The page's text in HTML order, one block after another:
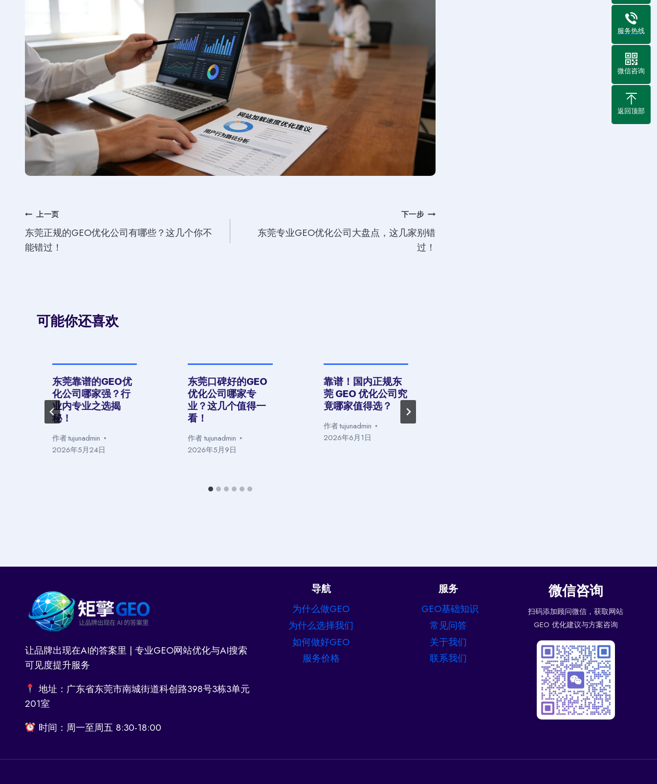
文
章
上一页
东莞正规的GEO优化公司有哪些？这几个你不
能错过！
下一步
东莞专业GEO优化公司大盘点，这几家别错
过！
可能你还喜欢
东莞靠谱的GEO优
化公司哪家强？行
业内专业之选揭
秘！
作者tujunadmin
2026年5月24日
东莞口碑好的GEO
优化公司哪家专
业？这几个值得一
看！
作者tujunadmin
2026年5月9日
靠谱！国内正规东
莞 GEO 优化公司究
竟哪家值得选？
作者tujunadmin
2026年6月1日
让品牌出现在AI的答案里 | 专业GEO网站优化与AI搜索
可见度提升服务
地址：广东省东莞市南城街道科创路398号3栋3单元
201室
时间：周一至周五 8:30-18:00
导航
为什么做GEO
为什么选择我们
如何做好GEO
服务价格
服务
GEO基础知识
常见问答
关于我们
联系我们
微信咨询
扫码添加顾问微信，获取网站
GEO 优化建议与方案咨询
服务热线
微信咨询
返回顶部